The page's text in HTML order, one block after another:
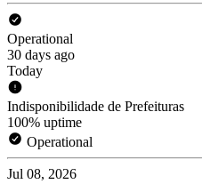
Operational
30 days ago
Today
Indisponibilidade de Prefeituras
100% uptime
Operational
Jul 08, 2026